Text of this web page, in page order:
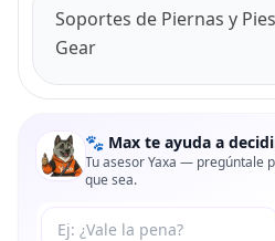
Soportes de Piernas y
Gear
🐾 Max te ayuda a
Tu asesor Yaxa — pregúntale
que sea.
Tu pregunta a Max